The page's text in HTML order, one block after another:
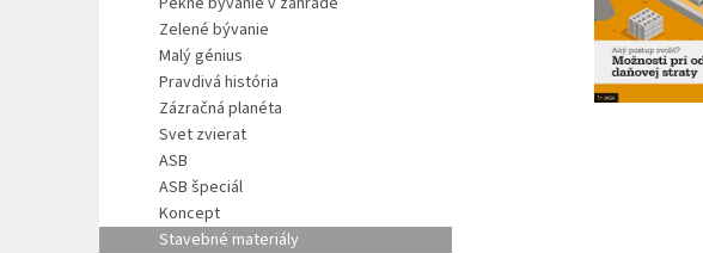
Zelené bývanie
Malý génius
Pravdivá história
Zázračná planéta
Svet zvierat
ASB
ASB špeciál
Koncept
Stavebné materiály